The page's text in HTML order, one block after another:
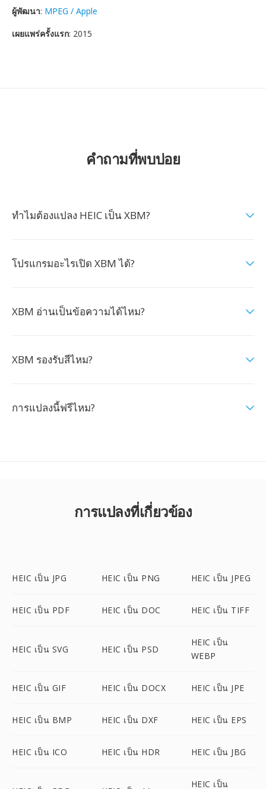
ผู้พัฒนา: MPEG / Apple
เผยแพร่ครั้งแรก: 2015
คำถามที่พบบ่อย
ทำไมต้องแปลง HEIC เป็น XBM?
โปรแกรมอะไรเปิด XBM ได้?
XBM อ่านเป็นข้อความได้ไหม?
XBM รองรับสีไหม?
การแปลงนี้ฟรีไหม?
การแปลงที่เกี่ยวข้อง
HEIC เป็น JPG HEIC เป็น PNG HEIC เป็น JPEG
HEIC เป็น PDF HEIC เป็น DOC HEIC เป็น TIFF
HEIC เป็น SVG HEIC เป็น PSD
HEIC เป็น
WEBP
HEIC เป็น GIF HEIC เป็น DOCX HEIC เป็น JPE
HEIC เป็น BMP HEIC เป็น DXF HEIC เป็น EPS
HEIC เป็น ICO HEIC เป็น HDR HEIC เป็น JBG
HEIC เป็น